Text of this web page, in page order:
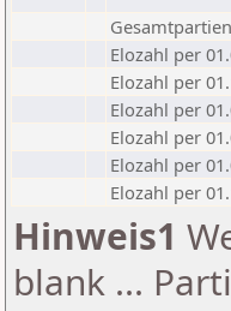
Elozahl per
Elozahl per
Elozahl per
Elozahl per
Elozahl per
Elozahl per
Hinweis1
blank ...